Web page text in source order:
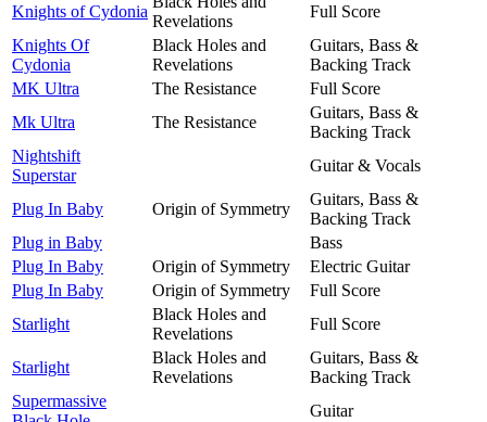
Knights of Cydonia
Revelations
Full Score
Knights Of
Cydonia
Black Holes and
Revelations
Guitars, Bass &
Backing Track
MK Ultra
The Resistance
Full Score
Mk Ultra
The Resistance
Guitars, Bass &
Backing Track
Nightshift
Superstar
Guitar & Vocals
Plug In Baby Origin of Symmetry
Guitars, Bass &
Backing Track
Plug in Baby
Bass
Plug In Baby
Origin of Symmetry
Electric Guitar
Plug In Baby
Origin of Symmetry
Full Score
Starlight
Black Holes and
Revelations
Full Score
Starlight
Black Holes and
Revelations
Guitars, Bass &
Backing Track
Supermassive
Guitar